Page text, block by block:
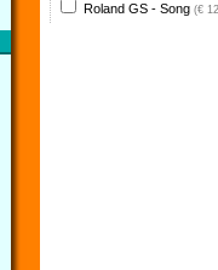
Roland GS - Song (€